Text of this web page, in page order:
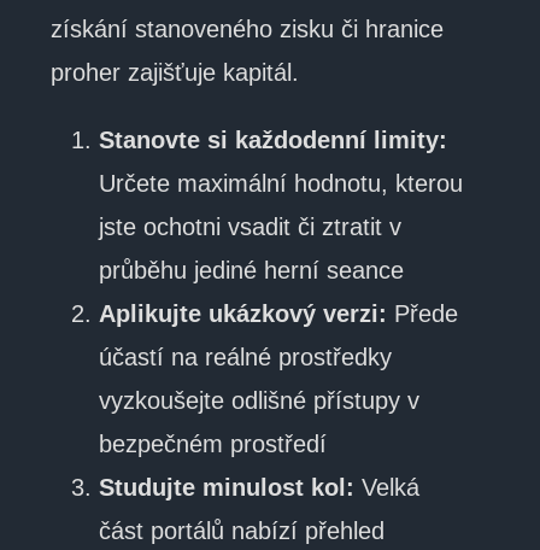
získání stanoveného zisku či hranice
proher zajišťuje kapitál.
Stanovte si každodenní limity:
Určete maximální hodnotu, kterou
jste ochotni vsadit či ztratit v
průběhu jediné herní seance
Aplikujte ukázkový verzi: Přede
účastí na reálné prostředky
vyzkoušejte odlišné přístupy v
bezpečném prostředí
Studujte minulost kol: Velká
část portálů nabízí přehled